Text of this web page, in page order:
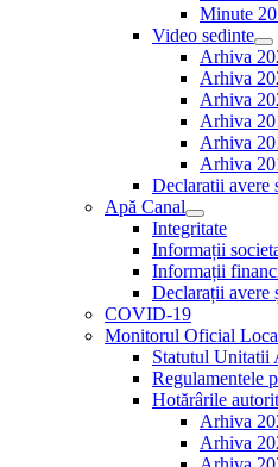
Minute
Video sedinte
Arhiva
Arhiva
Arhiva
Arhiva
Arhiva
Arhiva
Declaratii avere
Apă Canal
Show
sub
menu
Integritate
Informații
Informații
Declarații avere
COVID-19
Monitorul Oficial
Statutul Unitatii
Regulamentele
Hotărârile
Arhiva
Arhiva